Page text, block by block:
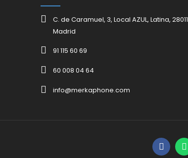
C. de Caramuel, 3, Local AZUL, Latina, 28011
Madrid
91 115 60 69
60 008 04 64
info@merkaphone.com